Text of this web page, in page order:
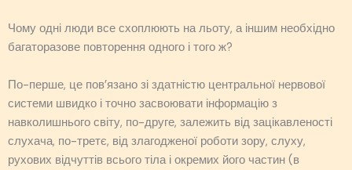
Чому одні люди все схоплюють на льоту, а іншим необхідно
багаторазове повторення одного і того ж?
По-перше, це пов’язано зі здатністю центральної нервової
системи швидко і точно засвоювати інформацію з
навколишнього світу, по-друге, залежить від зацікавленості
слухача, по-третє, від злагодженої роботи зору, слуху,
рухових відчуттів всього тіла і окремих його частин (в